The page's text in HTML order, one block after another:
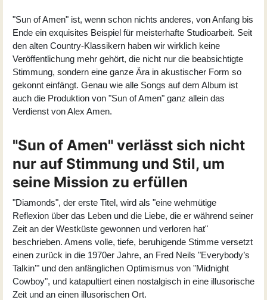
"Sun of Amen" ist, wenn schon nichts anderes, von Anfang bis
Ende ein exquisites Beispiel für meisterhafte Studioarbeit. Seit
den alten Country-Klassikern haben wir wirklich keine
Veröffentlichung mehr gehört, die nicht nur die beabsichtigte
Stimmung, sondern eine ganze Ära in akustischer Form so
gekonnt einfängt. Genau wie alle Songs auf dem Album ist
auch die Produktion von "Sun of Amen" ganz allein das
Verdienst von Alex Amen.
"Sun of Amen" verlässt sich nicht
nur auf Stimmung und Stil, um
seine Mission zu erfüllen
"Diamonds", der erste Titel, wird als "eine wehmütige
Reflexion über das Leben und die Liebe, die er während seiner
Zeit an der Westküste gewonnen und verloren hat"
beschrieben. Amens volle, tiefe, beruhigende Stimme versetzt
einen zurück in die 1970er Jahre, an Fred Neils "Everybody’s
Talkin’" und den anfänglichen Optimismus von "Midnight
Cowboy", und katapultiert einen nostalgisch in eine illusorische
Zeit und an einen illusorischen Ort.